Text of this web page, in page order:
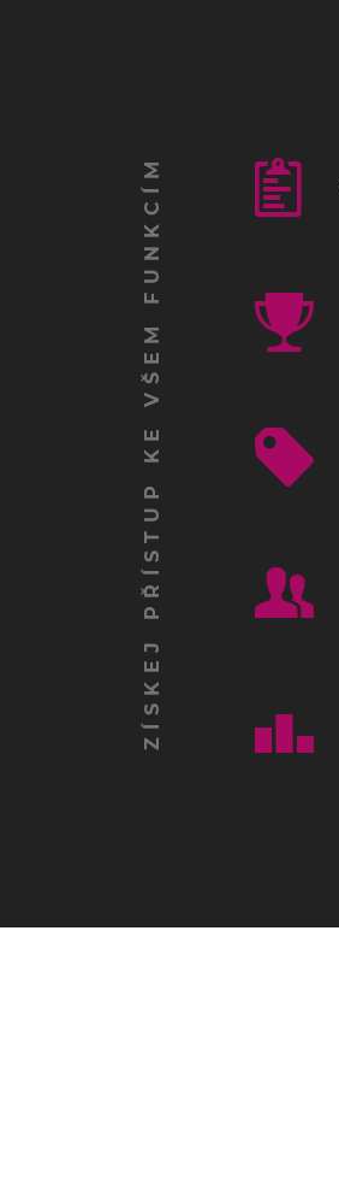
ZÍSKEJ PŘÍSTUP KE VŠEM FUNKCÍM